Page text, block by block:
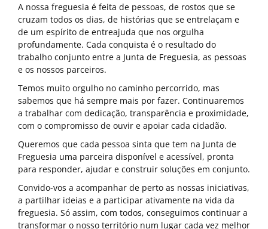
A nossa freguesia é feita de pessoas, de rostos que se
cruzam todos os dias, de histórias que se entrelaçam e
de um espírito de entreajuda que nos orgulha
profundamente. Cada conquista é o resultado do
trabalho conjunto entre a Junta de Freguesia, as pessoas
e os nossos parceiros.
Temos muito orgulho no caminho percorrido, mas
sabemos que há sempre mais por fazer. Continuaremos
a trabalhar com dedicação, transparência e proximidade,
com o compromisso de ouvir e apoiar cada cidadão.
Queremos que cada pessoa sinta que tem na Junta de
Freguesia uma parceira disponível e acessível, pronta
para responder, ajudar e construir soluções em conjunto.
Convido-vos a acompanhar de perto as nossas iniciativas,
a partilhar ideias e a participar ativamente na vida da
freguesia. Só assim, com todos, conseguimos continuar a
transformar o nosso território num lugar cada vez melhor